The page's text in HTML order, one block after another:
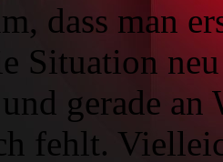
dass man
Situation
gerade an
fehlt.